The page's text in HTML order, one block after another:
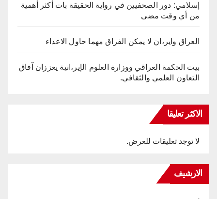
إسلامي: دور الصحفيين في رواية الحقيقة بات أكثر أهمية
من أي وقت مضى
العراق واير،ان لا يمكن الفراق مهما حاول الاعداء
بيت الحكمة العراقي ووزارة العلوم الإير،انية يعززان آفاق
التعاون العلمي والثقافي.
الاكثر تعليقا
لا توجد تعليقات للعرض.
الارشيف